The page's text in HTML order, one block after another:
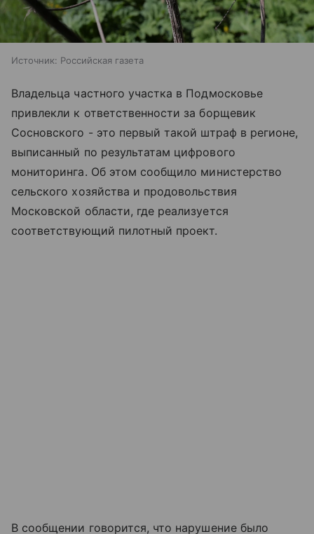
Источник: Российская газета
Владельца частного участка в Подмосковье
привлекли к ответственности за борщевик
Сосновского - это первый такой штраф в регионе,
выписанный по результатам цифрового
мониторинга. Об этом сообщило министерство
сельского хозяйства и продовольствия
Московской области, где реализуется
соответствующий пилотный проект.
В сообщении говорится, что нарушение было